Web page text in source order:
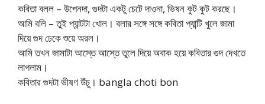
কবিতা বলল – উপেনদা, গুদটা একটু চেটে দাওনা, ভিষন কুট কুট করছে।
আমি বলি – তুই প্যান্টটা খোল। বলার সঙ্গে সঙ্গে কবিতা প্যান্টি খুলে জামা
দিয়ে গুদ ঢেকে শুয়ে অরল।
আমি তখন জামাটা আস্তে আস্তে তুলে দিয়ে অবাক হয়ে কবিতার গুদ দেখতে
লাগলাম।
কবিতার গুদটা ভীষণ উঁচু। bangla choti bon